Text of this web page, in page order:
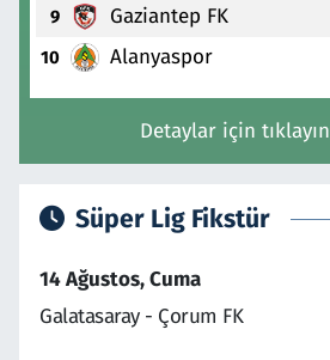
9 Gaziantep FK
10 Alanyaspor
Detaylar için tıklayın
Süper Lig Fikstür
14 Ağustos, Cuma
Galatasaray - Çorum FK